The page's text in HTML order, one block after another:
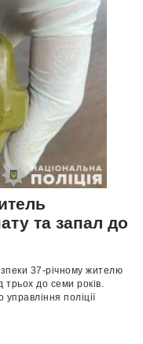
та запал до
37-річному жителю
трьох до семи років.
поліції